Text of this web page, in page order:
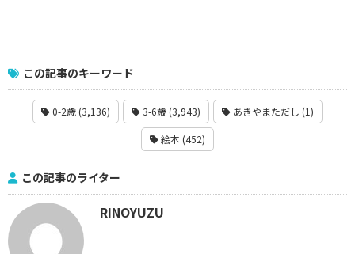
この記事のキーワード
0-2歳 (3,136) 3-6歳 (3,943) あきやまただし (1)
絵本 (452)
この記事のライター
RINOYUZU